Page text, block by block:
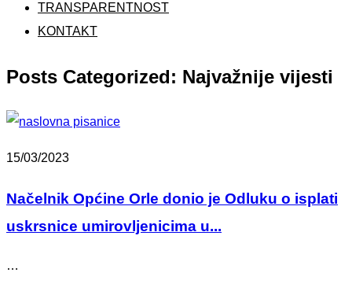
TRANSPARENTNOST
KONTAKT
Posts Categorized: Najvažnije vijesti
15/03/2023
Načelnik Općine Orle donio je Odluku o isplati
uskrsnice umirovljenicima u...
…